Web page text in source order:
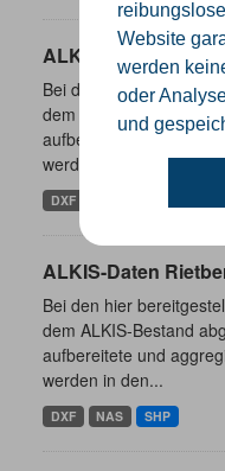
Website
werden
oder
und
ALKIS-Daten
Bei den hier
dem ALKIS-Bestand
aufbereitete und
werden in den...
DXF
ALKIS-Daten
Bei den hier
dem ALKIS-Bestand
aufbereitete und
werden in den...
DXF NAS SHP